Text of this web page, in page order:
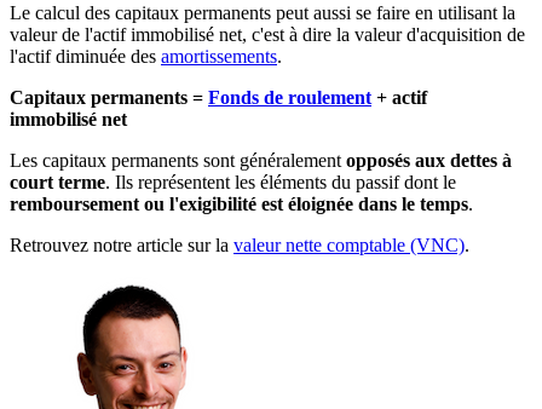
Le calcul des capitaux permanents peut aussi se faire en utilisant la
valeur de l'actif immobilisé net, c'est à dire la valeur d'acquisition de
l'actif diminuée des amortissements.
Capitaux permanents = Fonds de roulement + actif
immobilisé net
Les capitaux permanents sont généralement opposés aux dettes à
court terme. Ils représentent les éléments du passif dont le
remboursement ou l'exigibilité est éloignée dans le temps.
Retrouvez notre article sur la valeur nette comptable (VNC).